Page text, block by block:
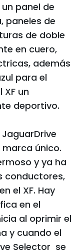
panel de
paneles de
de doble
en cuero,
además
para el
un
deportivo.
único.
y ya ha
conductores,
el XF. Hay
en el
al oprimir el
y cuando el
Selector se